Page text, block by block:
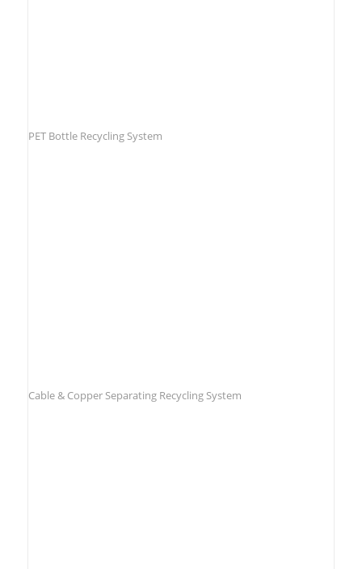
PET Bottle Recycling System
Cable & Copper Separating Recycling System